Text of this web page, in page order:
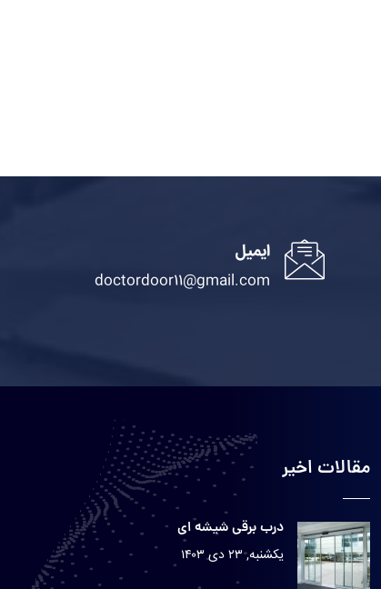
ایمیل
doctordoor11@gmail.com
مقالات اخیر
درب برقی شیشه ای
یکشنبه, ۲۳ دی ۱۴۰۳